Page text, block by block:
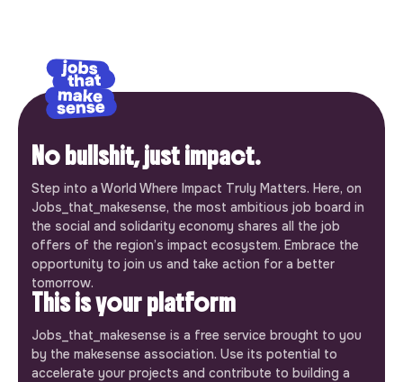
No bullshit, just impact.
Step into a World Where Impact Truly Matters. Here, on
Jobs_that_makesense, the most ambitious job board in
the social and solidarity economy shares all the job
offers of the region’s impact ecosystem. Embrace the
opportunity to join us and take action for a better
tomorrow.
This is your platform
Jobs_that_makesense is a free service brought to you
by the makesense association. Use its potential to
accelerate your projects and contribute to building a